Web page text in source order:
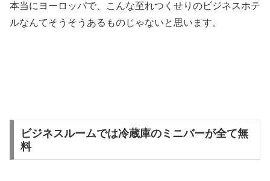
本当にヨーロッパで、こんな至れつくせりのビジネスホテ
ルなんてそうそうあるものじゃないと思います。
ビジネスルームでは冷蔵庫のミニバーが全て無
料